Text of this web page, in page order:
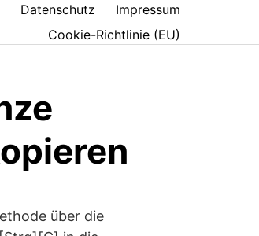
Datenschutz
Impressum
Cookie-Richtlinie (EU)
über die